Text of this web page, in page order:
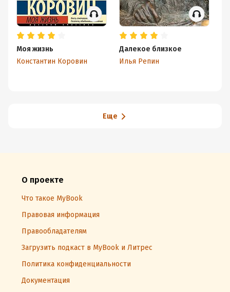
Моя жизнь
Константин Коровин
Далекое близкое
Илья Репин
Еще
О проекте
Что такое MyBook
Правовая информация
Правообладателям
Загрузить подкаст в MyBook и Литрес
Политика конфиденциальности
Документация